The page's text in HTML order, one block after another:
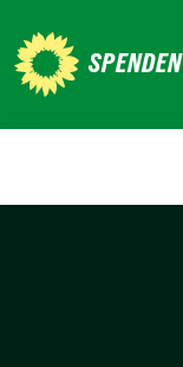
zum
Inhalt